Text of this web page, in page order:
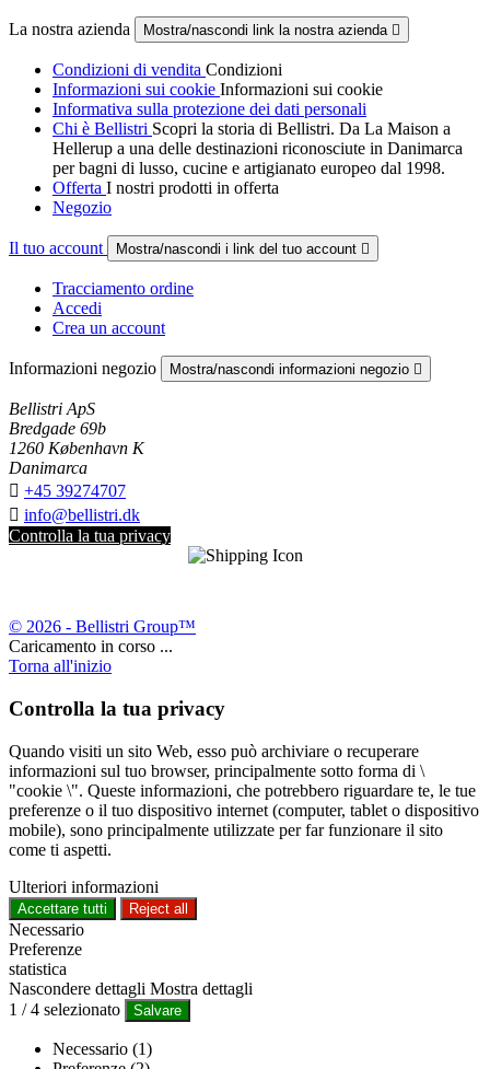
La nostra azienda Mostra/nascondi link la nostra azienda 
Condizioni di vendita Condizioni
Informazioni sui cookie Informazioni sui cookie
Informativa sulla protezione dei dati personali
Chi è Bellistri Scopri la storia di Bellistri. Da La Maison a
Hellerup a una delle destinazioni riconosciute in Danimarca
per bagni di lusso, cucine e artigianato europeo dal 1998.
Offerta I nostri prodotti in offerta
Negozio
Il tuo account Mostra/nascondi i link del tuo account 
Tracciamento ordine
Accedi
Crea un account
Informazioni negozio Mostra/nascondi informazioni negozio 
Bellistri ApS
Bredgade 69b
1260 København K
Danimarca
 +45 39274707
 info@bellistri.dk
Controlla la tua privacy
© 2026 - Bellistri Group™
Caricamento in corso ...
Torna all'inizio
Controlla la tua privacy
Quando visiti un sito Web, esso può archiviare o recuperare
informazioni sul tuo browser, principalmente sotto forma di \
"cookie \". Queste informazioni, che potrebbero riguardare te, le tue
preferenze o il tuo dispositivo internet (computer, tablet o dispositivo
mobile), sono principalmente utilizzate per far funzionare il sito
come ti aspetti.
Ulteriori informazioni
Accettare tutti Reject all
Necessario
Preferenze
statistica
Nascondere dettagli Mostra dettagli
1 /4 selezionato Salvare
Necessario (1)